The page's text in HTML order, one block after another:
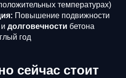
температурах)
Повышение подвижности
долговечности бетона
год
сейчас стоит